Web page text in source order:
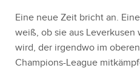
Eine neue Zeit bricht an.
weiß, ob sie aus Leverkusen
wird, der irgendwo im
Champions-League